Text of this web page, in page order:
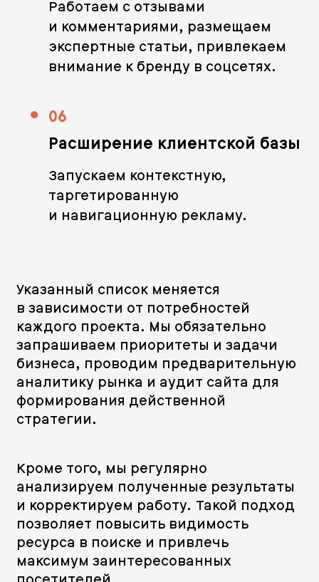
Работаем с отзывами
и комментариями, размещаем
экспертные статьи, привлекаем
внимание к бренду в соцсетях.
06
Расширение клиентской базы
Запускаем контекстную,
таргетированную
и навигационную рекламу.
Указанный список меняется
в зависимости от потребностей
каждого проекта. Мы обязательно
запрашиваем приоритеты и задачи
бизнеса, проводим предварительную
аналитику рынка и аудит сайта для
формирования действенной
стратегии.
Кроме того, мы регулярно
анализируем полученные результаты
и корректируем работу. Такой подход
позволяет повысить видимость
ресурса в поиске и привлечь
максимум заинтересованных